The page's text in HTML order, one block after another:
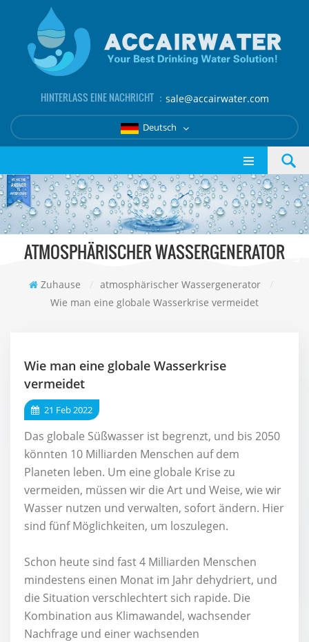
HINTERLASS EINE NACHRICHT ： sale@accairwater.com
Deutsch
ATMOSPHÄRISCHER WASSERGENERATOR
Zuhause / atmosphärischer Wassergenerator
/
Wie man eine globale Wasserkrise vermeidet
Wie man eine globale Wasserkrise
vermeidet
21 Feb 2022
Das globale Süßwasser ist begrenzt, und bis 2050
könnten 10 Milliarden Menschen auf dem
Planeten leben. Um eine globale Krise zu
vermeiden, müssen wir die Art und Weise, wie wir
Wasser nutzen und verwalten, sofort ändern. Hier
sind fünf Möglichkeiten, um loszulegen.
Schon heute sind fast 4 Milliarden Menschen
mindestens einen Monat im Jahr dehydriert, und
die Situation verschlechtert sich rapide. Die
Kombination aus Klimawandel, wachsender
Nachfrage und einer wachsenden